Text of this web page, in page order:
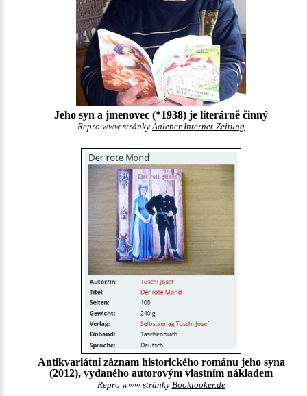
Jeho syn a jmenovec (*1938) je literárně činný
Repro www stránkyAalener Internet-Zeitung
Antikvariátní záznam historického románu jeho syna
(2012), vydaného autorovým vlastním nákladem
Repro www stránky Booklooker.de